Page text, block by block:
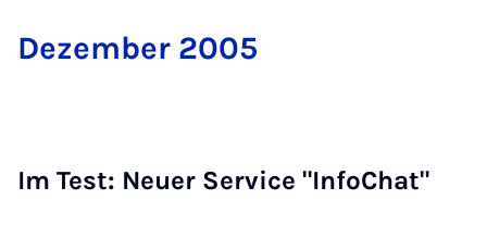
De­zem­ber 2005
Im Test: Neu­er Ser­vice "In­foChat"